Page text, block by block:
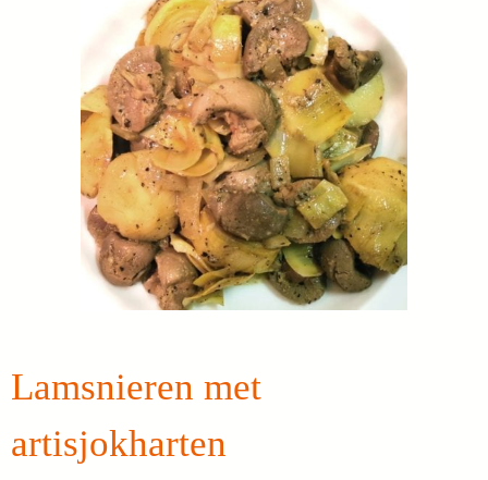
Lamsnieren met
artisjokharten